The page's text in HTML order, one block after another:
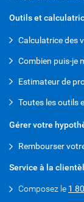
Outils et
Calculatrice des
Combien puis-je
Estimateur de
Toutes les outils
Gérer votre
Rembourser
Service à la
Composez le 1